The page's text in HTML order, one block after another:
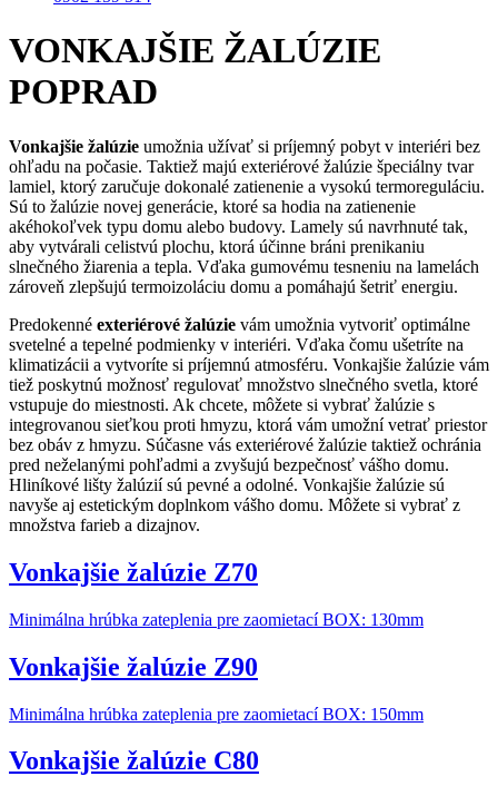
VONKAJŠIE ŽALÚZIE
POPRAD
Vonkajšie žalúzie umožnia užívať si príjemný pobyt v interiéri bez
ohľadu na počasie. Taktiež majú exteriérové žalúzie špeciálny tvar
lamiel, ktorý zaručuje dokonalé zatienenie a vysokú termoreguláciu.
Sú to žalúzie novej generácie, ktoré sa hodia na zatienenie
akéhokoľvek typu domu alebo budovy. Lamely sú navrhnuté tak,
aby vytvárali celistvú plochu, ktorá účinne bráni prenikaniu
slnečného žiarenia a tepla. Vďaka gumovému tesneniu na lamelách
zároveň zlepšujú termoizoláciu domu a pomáhajú šetriť energiu.
Predokenné exteriérové žalúzie vám umožnia vytvoriť optimálne
svetelné a tepelné podmienky v interiéri. Vďaka čomu ušetríte na
klimatizácii a vytvoríte si príjemnú atmosféru. Vonkajšie žalúzie vám
tiež poskytnú možnosť regulovať množstvo slnečného svetla, ktoré
vstupuje do miestnosti. Ak chcete, môžete si vybrať žalúzie s
integrovanou sieťkou proti hmyzu, ktorá vám umožní vetrať priestor
bez obáv z hmyzu. Súčasne vás exteriérové žalúzie taktiež ochránia
pred neželanými pohľadmi a zvyšujú bezpečnosť vášho domu.
Hliníkové lišty žalúzií sú pevné a odolné. Vonkajšie žalúzie sú
navyše aj estetickým doplnkom vášho domu. Môžete si vybrať z
množstva farieb a dizajnov.
Vonkajšie žalúzie Z70
Minimálna hrúbka zateplenia pre zaomietací BOX: 130mm
Vonkajšie žalúzie Z90
Minimálna hrúbka zateplenia pre zaomietací BOX: 150mm
Vonkajšie žalúzie C80